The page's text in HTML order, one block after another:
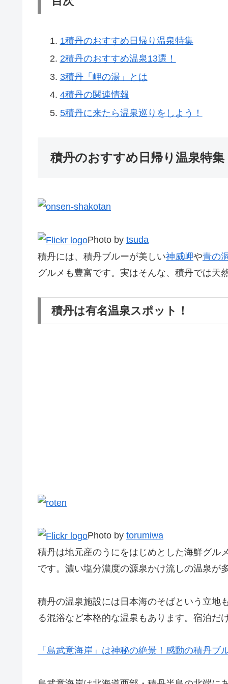
1積丹のおすすめ日帰り温泉特集
2積丹のおすすめ温泉13選！
3積丹「岬の湯」とは
4積丹の関連情報
5積丹に来たら温泉巡りをしよう！
積丹のおすすめ日帰り温泉特集
Photo by tsuda
積丹には、積丹ブルーが美しい神威岬や青の
グルメも豊富です。実はそんな、積丹では天
積丹は有名温泉スポット！
Photo by torumiwa
積丹は地元産のうにをはじめとした海鮮グル
です。濃い塩分濃度の源泉かけ流しの温泉が
積丹の温泉施設には日本海のそばという立地
る混浴など本格的な温泉もあります。宿泊だ
「島武意海岸」は神秘の絶景！感動の積丹ブ